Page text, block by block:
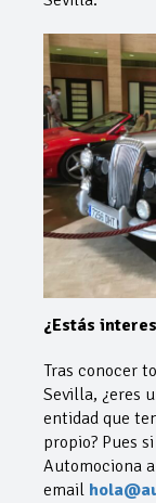
¿Estás
Tras conocer
Sevilla, ¿eres
entidad que
propio? Pues
Automociona
email